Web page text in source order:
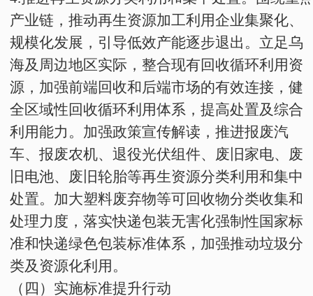
产业链，推动再生资源加工利用企业集聚化、
规模化发展，引导低效产能逐步退出。立足乌
海及周边地区实际，整合现有回收循环利用资
源 ， 加强前端回收和后端市场的有效连接 ，健
全区域性回收循环利用体系，提高处置及综合
利用能力 。加强政策宣传解读，推进报废汽
车、报废农机、退役光伏组件、废旧家电、废
旧电池、废旧轮胎等再生资源分类利用和集中
处置。加大塑料废弃物等可回收物分类收集和
处理力度，落实快递包装无害化强制性国家标
准和快递绿色包装标准体系，加强推动垃圾分
类及资源化利用 。
（四）实施标准提升行动